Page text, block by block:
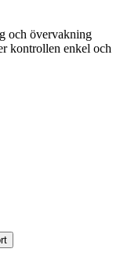
och övervakning
kontrollen enkel och